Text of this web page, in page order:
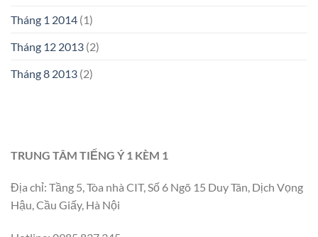
Tháng 1 2014 (1)
Tháng 12 2013 (2)
Tháng 8 2013 (2)
TRUNG TÂM TIẾNG Ý 1 KÈM 1
Địa chỉ: Tầng 5, Tòa nhà CIT, Số 6 Ngõ 15 Duy Tân, Dịch Vọng
Hậu, Cầu Giấy, Hà Nội